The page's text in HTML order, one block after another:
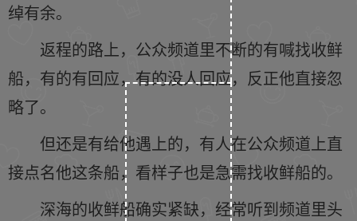
绰有余。
返程的路上，公众频道里不断的有喊找收鲜
船，有的有回应，有的没人回应，反正他直接忽
略了。
但还是有给他遇上的，有人在公众频道上直
接点名他这条船，看样子也是急需找收鲜船的。
深海的收鲜船确实紧缺，经常听到频道里头